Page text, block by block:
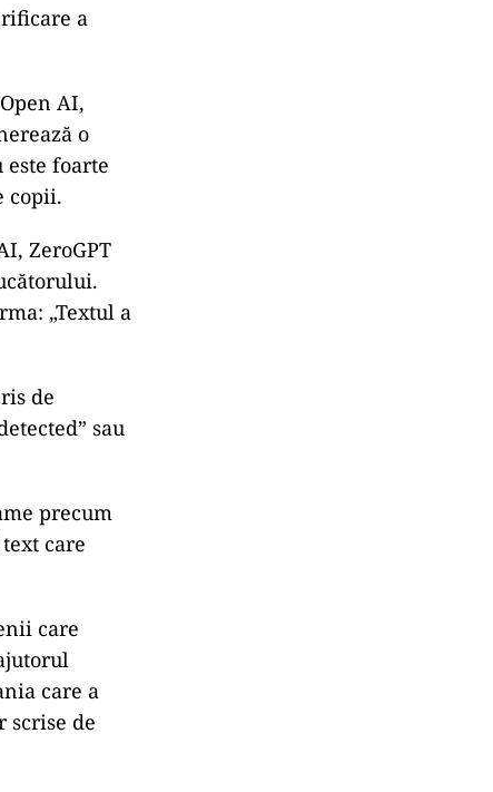
a
AI,
o
foarte
copii.
ZeroGPT
„Textul a
de
sau
precum
care
care
care a
scrise de